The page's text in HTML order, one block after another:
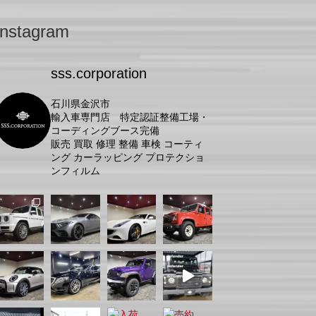
sss.corporation
石川県金沢市
輸入車専門店 特定認証整備工場・
コーディングブース完備
販売 買取 修理 整備 車検 コーティ
ング カーラッピング プロテクショ
ンフィルム